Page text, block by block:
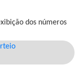
dos números